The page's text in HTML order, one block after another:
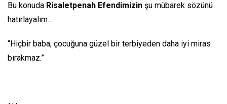
Bu konuda Risaletpenah Efendimizin şu mübarek sözünü
hatırlayalım…
“Hiçbir baba, çocuğuna güzel bir terbiyeden daha iyi miras
bırakmaz.”